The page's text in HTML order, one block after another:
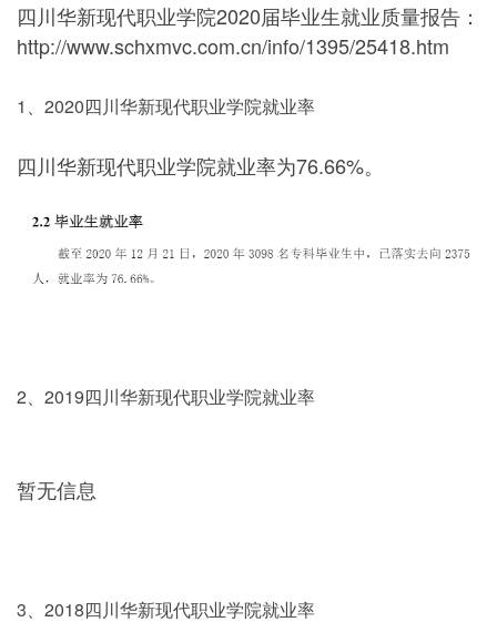
四川华新现代职业学院2020届毕业生就业质量报告：
http://www.schxmvc.com.cn/info/1395/25418.htm
1、2020四川华新现代职业学院就业率
四川华新现代职业学院就业率为76.66%。
2、2019四川华新现代职业学院就业率
暂无信息
3、2018四川华新现代职业学院就业率